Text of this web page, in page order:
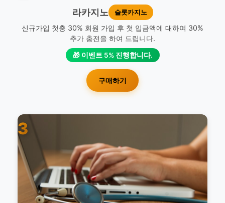
라카지노 슬롯카지노
신규가입 첫충 30% 회원 가입 후 첫 입금액에 대하여 30%
추가 충전을 하여 드립니다.
🎁 이벤트 5% 진행합니다.
구매하기
3